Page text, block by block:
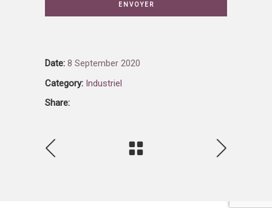
Date: 8 September 2020
Category: Industriel
Share: